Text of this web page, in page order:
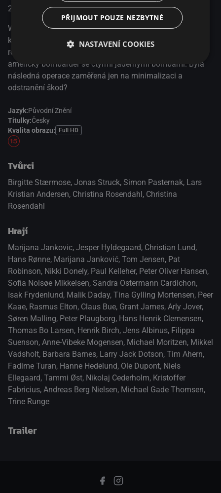
2015 Dánsko Thriller
Whistleblower se pokouší odhalit tajemství ukryté za
katastrofou, k níž došlo v čase nejtužší studené války. V
roce 1968 se u dánské základny Thule v Grónsku zřítil
americký bombardér se čtyřmi jadernými bombami. Byla
následná operace zaměřená jen na minimalizaci a
odstranění škod?
Jazyk:Původní Znění
Titulky:Česky
Kvalita obrazu:
Full HD
Tvůrci
Birgitte Stærmose, Jonas Struck, Simon Pasternak, Lars
Kristian Andersen, Christina Rosendahl, Christina
Rosendahl
Hrají
Marijana Jankovic, Jesper Hyldegaard, Christian Lund,
Hans Rønne, Marijana Janković, Tom Jensen, Pat
Robinson, Nikki Donely, Paul Kelleher, Peter Oliver Hansen,
Sofia Nolsøe Mikkelsen, Sandra Ostermann Cardichon,
Isak Frydenlund, Malik Daday, Tina Gylling Mortensen, Peer
Kaae, Rasmus Elton, Claus Bue, Grant James, Arly Jover,
Søren Malling, Peter Plaugborg, Hans Henrik Clemensen,
Thomas Bo Larsen, Henrik Birch, Jens Albinus, Filippa
Suenson, Anne-Vibeke Mogensen, Michael Moritzen, Mikkel
Vadsholt, Barbara Barnes, Larry Jack Dotson, Tim Ahern,
Fadime Turan, Hanne Hedelund, Ole Dupont, Niels
Ellegaard, Tammi Øst, Nikolaj Cederholm, Kristoffer
Fabricius, Andreas Berg Nielsen, Michael Gade Thomsen,
Trine Runge
Trailer
PŘIJMOUT POUZE NEZBYTNÉ
NASTAVENÍ COOKIES